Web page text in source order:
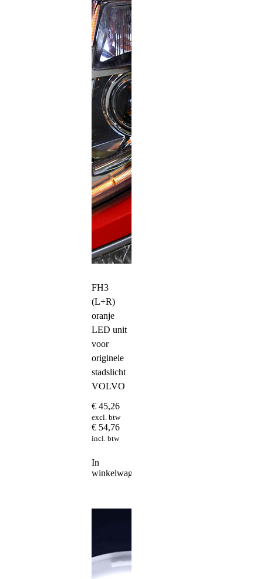
FH3
(L+R)
oranje
LED unit
voor
originele
stadslicht
VOLVO
€ 45,26
excl. btw
€ 54,76
incl. btw
In
winkelwagen